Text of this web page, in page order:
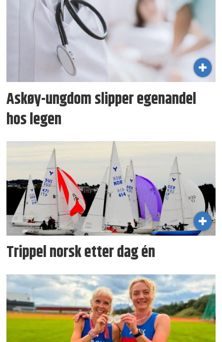
Askøy-ungdom slipper egenandel
hos legen
Trippel norsk etter dag én